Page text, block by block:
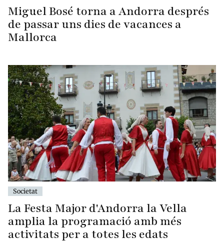
Miguel Bosé torna a Andorra després
de passar uns dies de vacances a
Mallorca
Societat
La Festa Major d'Andorra la Vella
amplia la programació amb més
activitats per a totes les edats